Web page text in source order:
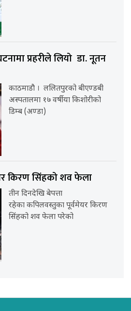
प्रहरीले लियो डा. नूतन
काठमाडौ । ललितपुरको बीएण्डबी
अस्पतालमा १७ वर्षीया किशोरीको
डिम्ब (अण्डा)
किरण सिंहको शव फेला
तीन दिनदेखि बेपत्ता
रहेका कपिलवस्तुका पूर्वमेयर किरण
सिंहको शव फेला परेको